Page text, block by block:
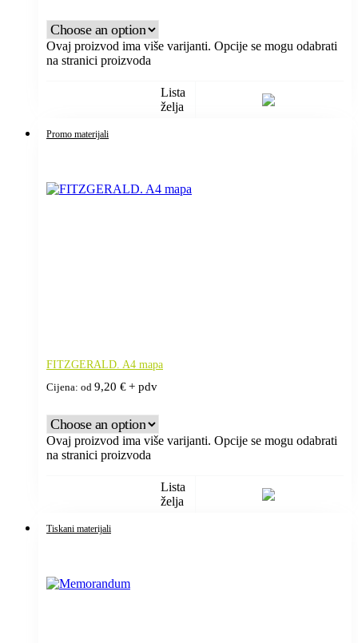
Ovaj proizvod ima više varijanti. Opcije se mogu odabrati
na stranici proizvoda
Lista
želja
Promo materijali
FITZGERALD. A4 mapa
Cijena: od 9,20 €+ pdv
Ovaj proizvod ima više varijanti. Opcije se mogu odabrati
na stranici proizvoda
Lista
želja
Tiskani materijali